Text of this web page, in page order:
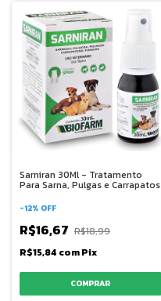
Sarniran 30Ml - Tratamento
Para Sarna, Pulgas e Carrapatos
-12% OFF
R$16,67 R$18,99
R$15,84 comPix